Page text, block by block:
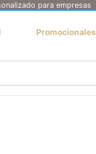
para empresas
Promocionales